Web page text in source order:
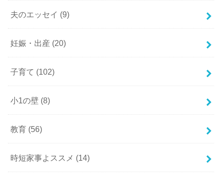
夫のエッセイ (9)
妊娠・出産 (20)
子育て (102)
小1の壁 (8)
教育 (56)
時短家事よススメ (14)